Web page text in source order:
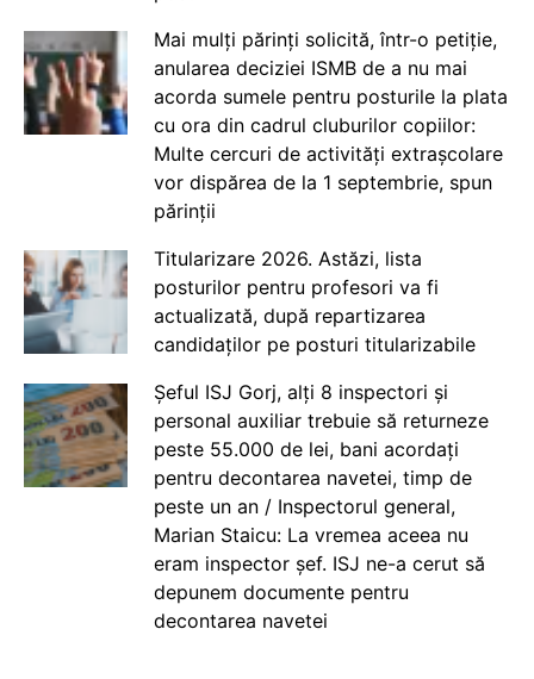
Mai mulți părinți solicită, într-o petiție,
anularea deciziei ISMB de a nu mai
acorda sumele pentru posturile la plata
cu ora din cadrul cluburilor copiilor:
Multe cercuri de activități extrașcolare
vor dispărea de la 1 septembrie, spun
părinții
Titularizare 2026. Astăzi, lista
posturilor pentru profesori va fi
actualizată, după repartizarea
candidaților pe posturi titularizabile
Șeful ISJ Gorj, alți 8 inspectori și
personal auxiliar trebuie să returneze
peste 55.000 de lei, bani acordați
pentru decontarea navetei, timp de
peste un an / Inspectorul general,
Marian Staicu: La vremea aceea nu
eram inspector șef. ISJ ne-a cerut să
depunem documente pentru
decontarea navetei